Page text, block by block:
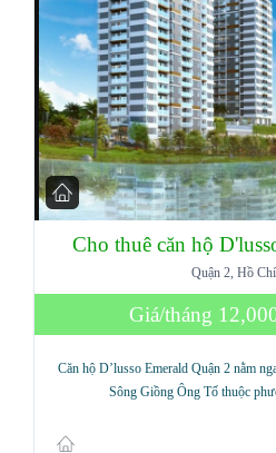
Cho thuê căn hộ
Quận 2, Hồ
Giá/tháng
Căn hộ D’lusso Emerald Quận 2 nằm
Sông Giồng Ông Tố thuộc
Log in
Username